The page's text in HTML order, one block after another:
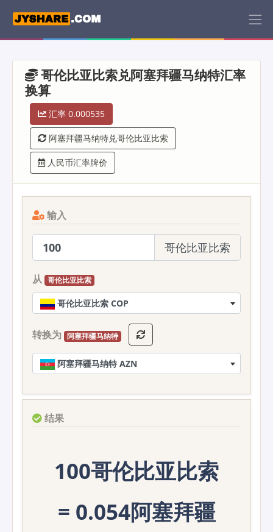
哥伦比亚比索兑阿塞拜疆马纳特汇率
换算
汇率 0.000535
阿塞拜疆马纳特兑哥伦比亚比索
人民币汇率牌价
输入
哥伦比亚比索
从 哥伦比亚比索
哥伦比亚比索 COP
转换为 阿塞拜疆马纳特
阿塞拜疆马纳特 AZN
结果
100哥伦比亚比索
= 0.054阿塞拜疆